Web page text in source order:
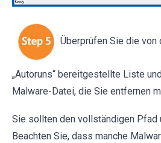
Überprüfen Sie die von
„Autoruns“ bereitgestellte Liste
Malware-Datei, die Sie entfernen
Sie sollten den vollständigen Pfad
Beachten Sie, dass manche